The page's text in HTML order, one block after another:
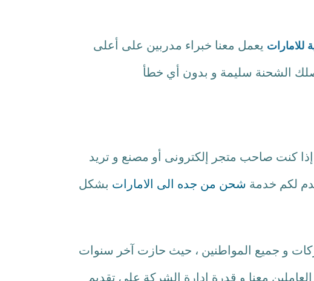
يعمل معنا خبراء مدربين على أعلى
الشحنة سليمة و بدون أي خطأ
كنت صاحب متجر إلكترونى أو مصنع و تريد
لكم خدمة شحن من جده الى الامارات بشكل
و جميع المواطنين ، حيث حازت آخر سنوات
معنا و قدرة إدارة الشركة على تقديم